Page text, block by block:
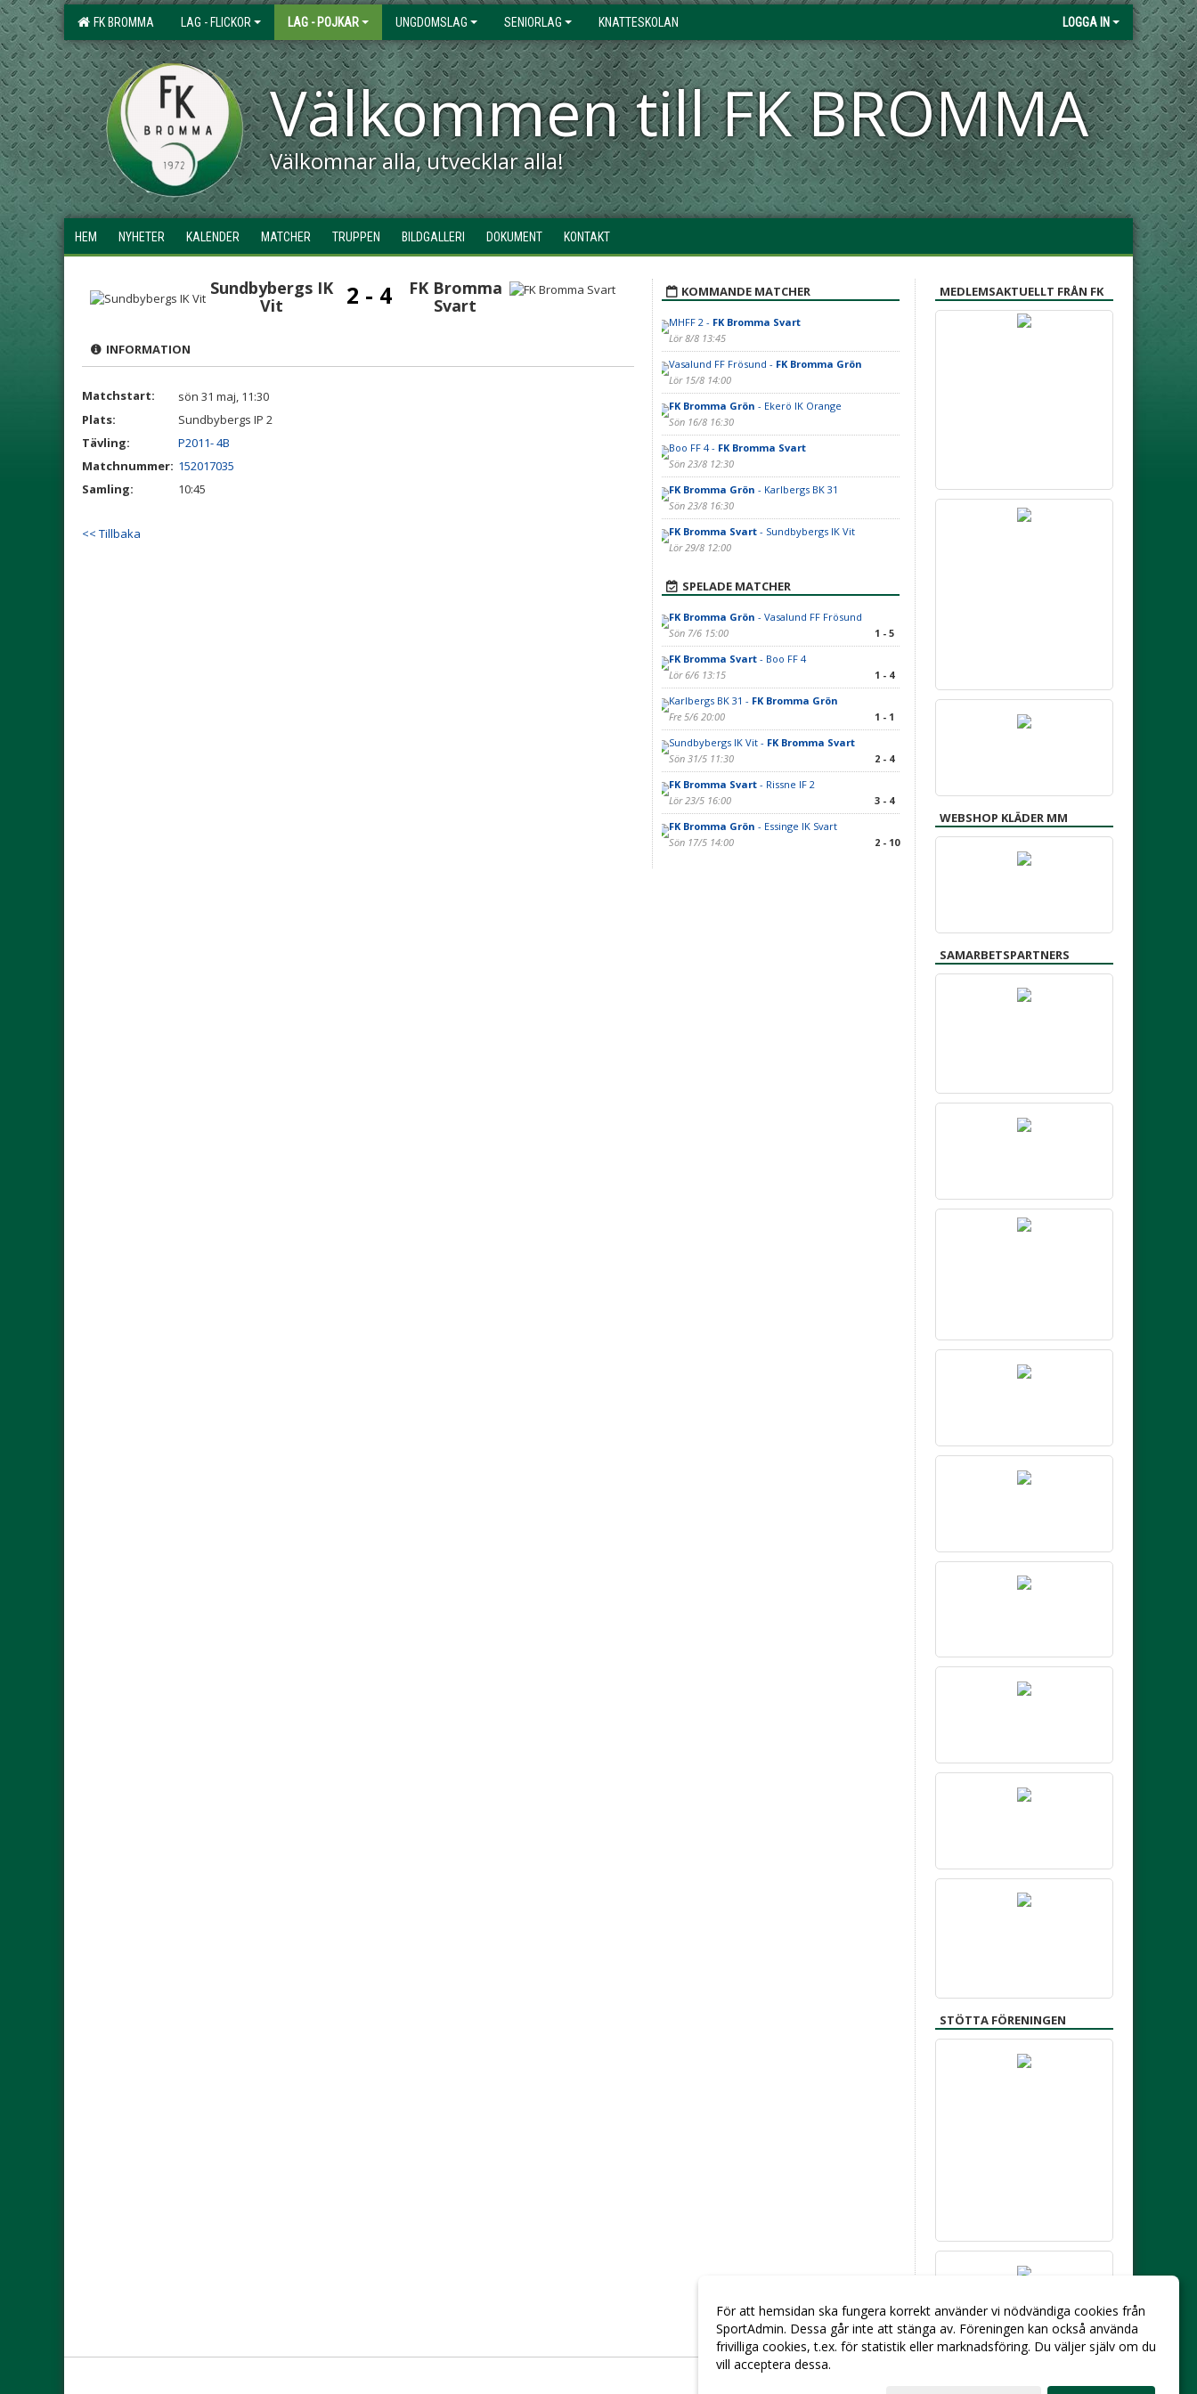
FK BROMMA LAG - FLICKOR LAG - POJKAR UNGDOMSLAG SENIORLAG KNATTESKOLAN LOGGA IN
Välkommen till FK BROMMA
Välkomnar alla, utvecklar alla!
HEM NYHETER KALENDER MATCHER TRUPPEN BILDGALLERI DOKUMENT KONTAKT
Sundbybergs IK
Vit
2 - 4
FK Bromma
Svart
INFORMATION
Matchstart:
sön 31 maj, 11:30
Plats:
Sundbybergs IP 2
Tävling:
P2011- 4B
Matchnummer: 152017035
Samling:
10:45
<< Tillbaka
KOMMANDE MATCHER
MHFF 2 - FK Bromma Svart
Lör 8/8 13:45
Vasalund FF Frösund - FK Bromma Grön
Lör 15/8 14:00
FK Bromma Grön - Ekerö IK Orange
Sön 16/8 16:30
Boo FF 4 - FK Bromma Svart
Sön 23/8 12:30
FK Bromma Grön - Karlbergs BK 31
Sön 23/8 16:30
FK Bromma Svart- Sundbybergs IK Vit
Lör 29/8 12:00
SPELADE MATCHER
FK Bromma Grön - Vasalund FF Frösund
Sön 7/6 15:00
1 - 5
FK Bromma Svart- Boo FF 4
Lör 6/6 13:15
1 - 4
Karlbergs BK 31 - FK Bromma Grön
Fre 5/6 20:00
1 - 1
Sundbybergs IK Vit - FK Bromma Svart
Sön 31/5 11:30
2 - 4
FK Bromma Svart- Rissne IF 2
Lör 23/5 16:00
3 - 4
FK Bromma Grön - Essinge IK Svart
Sön 17/5 14:00
2 - 10
MEDLEMSAKTUELLT FRÅN FK
WEBSHOP KLÄDER MM
SAMARBETSPARTNERS
STÖTTA FÖRENINGEN
För att hemsidan ska fungera korrekt använder vi nödvändiga cookies från
SportAdmin. Dessa går inte att stänga av. Föreningen kan också använda
frivilliga cookies, t.ex. för statistik eller marknadsföring. Du väljer själv om du
vill acceptera dessa.